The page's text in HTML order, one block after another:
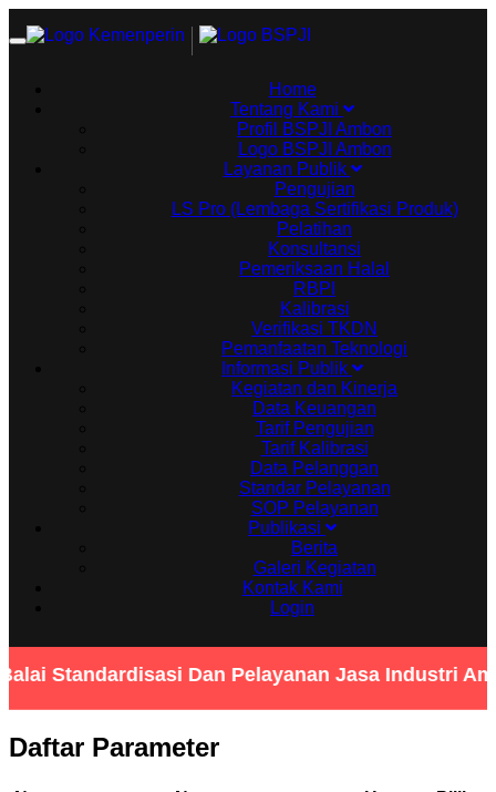
Toggle
Home
Tentang Kami
Profil BSPJI Ambon
Logo BSPJI Ambon
Layanan Publik
Pengujian
LS Pro (Lembaga Sertifikasi Produk)
Pelatihan
Konsultansi
Pemeriksaan Halal
RBPI
Kalibrasi
Verifikasi TKDN
Pemanfaatan Teknologi
Informasi Publik
Kegiatan dan Kinerja
Data Keuangan
Tarif Pengujian
Tarif Kalibrasi
Data Pelanggan
Standar Pelayanan
SOP Pelayanan
Publikasi
Berita
Galeri Kegiatan
Kontak Kami
Login
Standardisasi Dan Pelayanan Jasa Industri
Daftar Parameter